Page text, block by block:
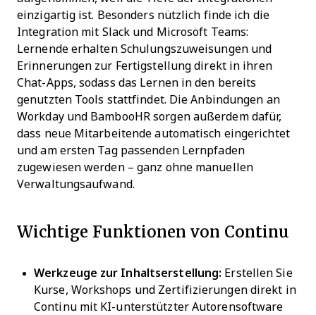
einzigartig ist. Besonders nützlich finde ich die
Integration mit Slack und Microsoft Teams:
Lernende erhalten Schulungszuweisungen und
Erinnerungen zur Fertigstellung direkt in ihren
Chat-Apps, sodass das Lernen in den bereits
genutzten Tools stattfindet. Die Anbindungen an
Workday und BambooHR sorgen außerdem dafür,
dass neue Mitarbeitende automatisch eingerichtet
und am ersten Tag passenden Lernpfaden
zugewiesen werden – ganz ohne manuellen
Verwaltungsaufwand.
Wichtige Funktionen von Continu
Werkzeuge zur Inhaltserstellung: Erstellen Sie
Kurse, Workshops und Zertifizierungen direkt in
Continu mit KI-unterstützter Autorensoftware